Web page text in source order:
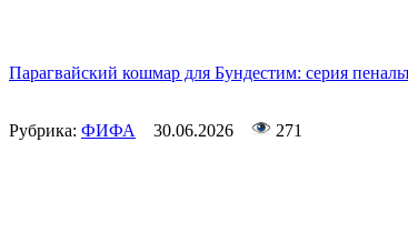
Парагвайский кошмар для Бундестим: серия
Рубрика: ФИФА 30.06.2026 271